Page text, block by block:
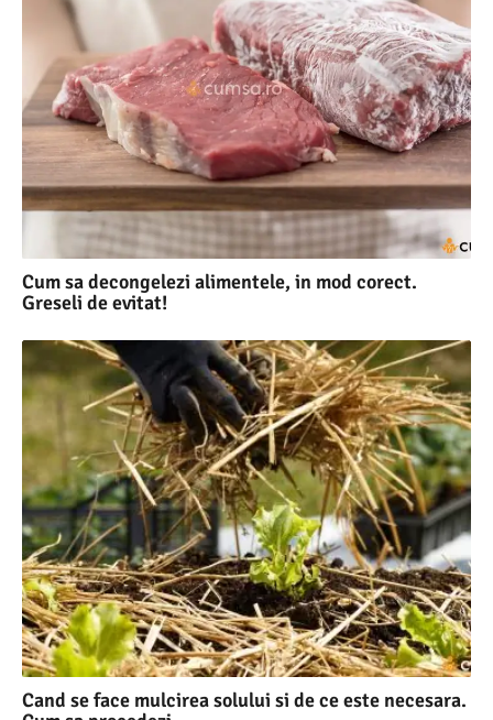
Cum sa decongelezi alimentele, in mod corect.
Greseli de evitat!
Cand se face mulcirea solului si de ce este necesara.